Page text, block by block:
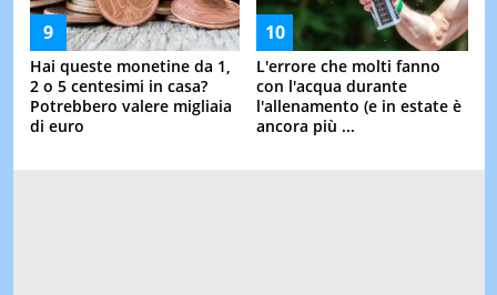
Hai queste monetine da 1,
2 o 5 centesimi in casa?
Potrebbero valere migliaia
di euro
L'errore che molti fanno
con l'acqua durante
l'allenamento (e in estate è
ancora più ...